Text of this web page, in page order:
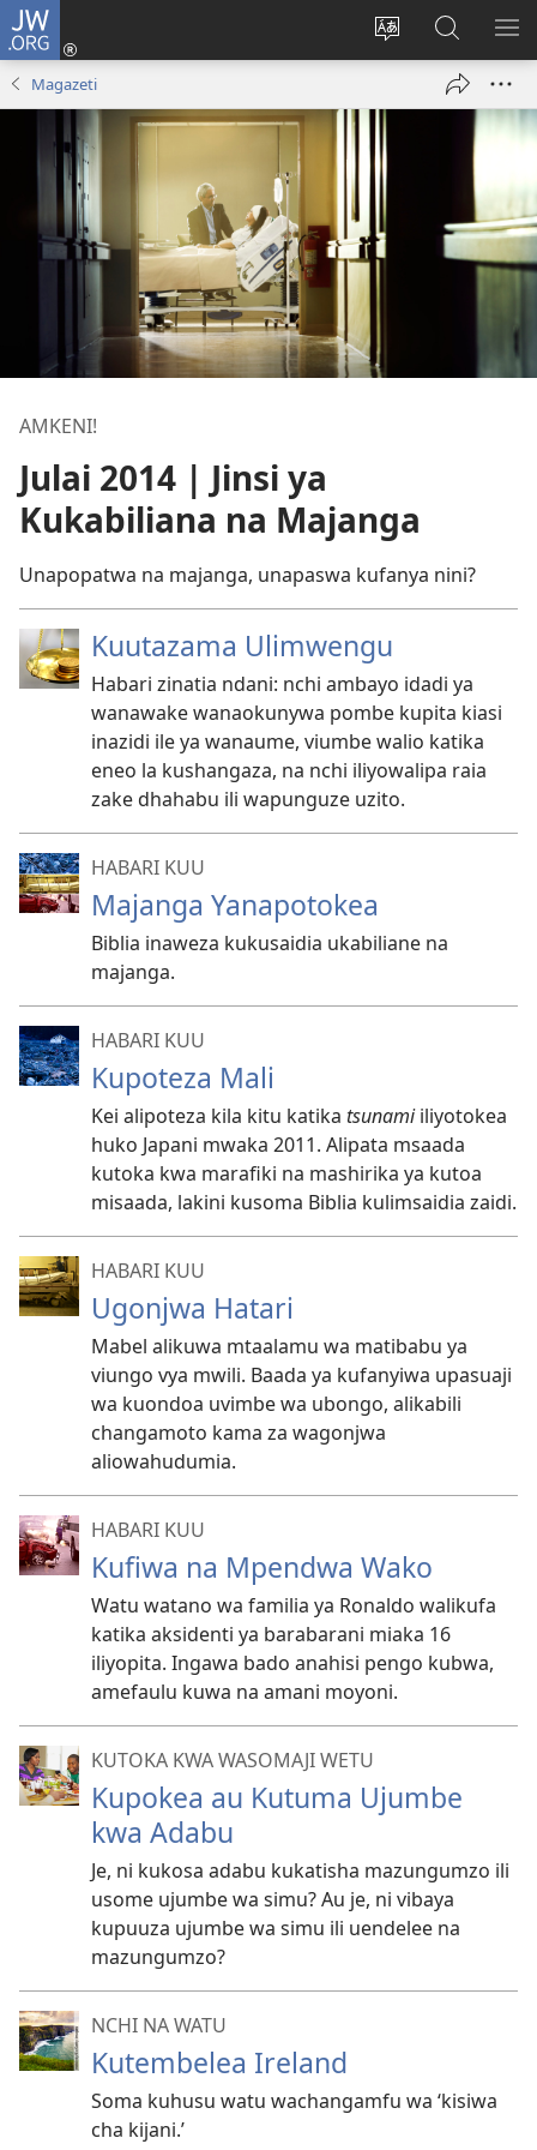
JW.ORG
Badili
tovuti
Ingia
(opens
Tafuta
Katika
JW.ORG
Magazeti
AMKENI!
Julai 2014 | Jinsi ya
Kukabiliana na Majanga
Unapopatwa na majanga, unapaswa kufanya nini?
Kuutazama Ulimwengu
Habari zinatia ndani: nchi ambayo idadi ya
wanawake wanaokunywa pombe kupita kiasi
inazidi ile ya wanaume, viumbe walio katika
eneo la kushangaza, na nchi iliyowalipa raia
zake dhahabu ili wapunguze uzito.
HABARI KUU
Majanga Yanapotokea
Biblia inaweza kukusaidia ukabiliane na
majanga.
HABARI KUU
Kupoteza Mali
Kei alipoteza kila kitu katika tsunamiiliyotokea
huko Japani mwaka 2011. Alipata msaada
kutoka kwa marafiki na mashirika ya kutoa
misaada, lakini kusoma Biblia kulimsaidia zaidi.
HABARI KUU
Ugonjwa Hatari
Mabel alikuwa mtaalamu wa matibabu ya
viungo vya mwili. Baada ya kufanyiwa upasuaji
wa kuondoa uvimbe wa ubongo, alikabili
changamoto kama za wagonjwa
aliowahudumia.
HABARI KUU
Kufiwa na Mpendwa Wako
Watu watano wa familia ya Ronaldo walikufa
katika aksidenti ya barabarani miaka 16
iliyopita. Ingawa bado anahisi pengo kubwa,
amefaulu kuwa na amani moyoni.
KUTOKA KWA WASOMAJI WETU
Kupokea au Kutuma Ujumbe
kwa Adabu
Je, ni kukosa adabu kukatisha mazungumzo ili
usome ujumbe wa simu? Au je, ni vibaya
kupuuza ujumbe wa simu ili uendelee na
mazungumzo?
NCHI NA WATU
Kutembelea Ireland
Soma kuhusu watu wachangamfu wa ‘kisiwa
cha kijani.’